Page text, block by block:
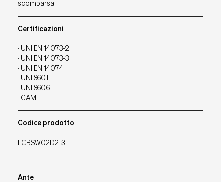
scomparsa.
Certificazioni
· UNI EN 14073-2
· UNI EN 14073-3
· UNI EN 14074
· UNI 8601
· UNI 8606
· CAM
Codice prodotto
LCBSW02D2-3
Ante